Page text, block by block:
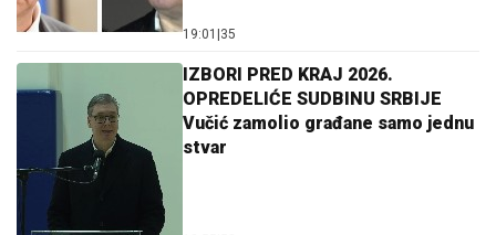
19:01 35
IZBORI PRED KRAJ 2026.
OPREDELIĆE SUDBINU SRBIJE
Vučić zamolio građane samo jednu
stvar